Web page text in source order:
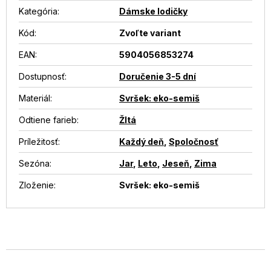
Kategória: Dámske lodičky
Kód: Zvoľte variant
EAN: 5904056853274
Dostupnosť: Doručenie 3-5 dní
Materiál: Svršek: eko-semiš
Odtiene farieb: Žltá
Príležitosť: Každý deň Spoločnosť
Sezóna: Jar, Leto Jeseň Zima
Zloženie: Svršek: eko-semiš